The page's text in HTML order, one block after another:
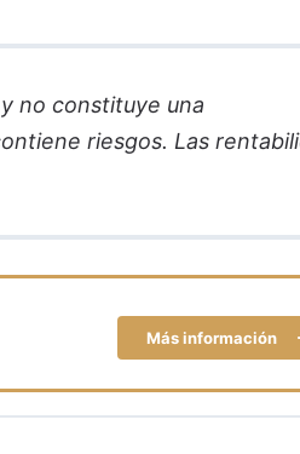
no constituye una
riesgos. Las
Más información